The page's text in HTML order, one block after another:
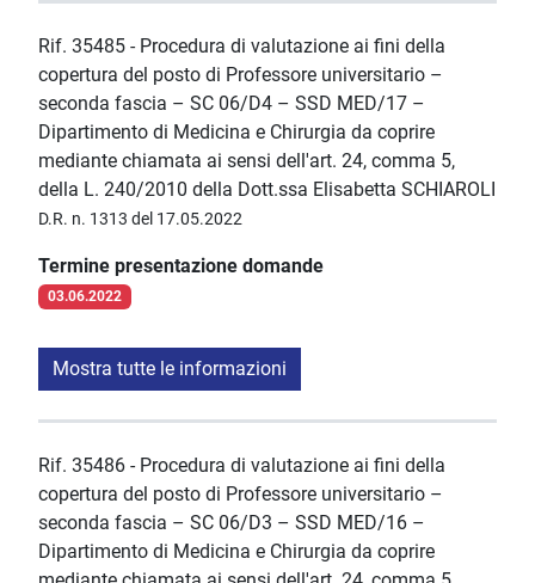
Rif. 35485 - Procedura di valutazione ai fini della
copertura del posto di Professore universitario –
seconda fascia – SC 06/D4 – SSD MED/17 –
Dipartimento di Medicina e Chirurgia da coprire
mediante chiamata ai sensi dell'art. 24, comma 5,
della L. 240/2010 della Dott.ssa Elisabetta SCHIAROLI
D.R. n. 1313 del 17.05.2022
Termine presentazione domande
03.06.2022
Mostra tutte le informazioni
Rif. 35486 - Procedura di valutazione ai fini della
copertura del posto di Professore universitario –
seconda fascia – SC 06/D3 – SSD MED/16 –
Dipartimento di Medicina e Chirurgia da coprire